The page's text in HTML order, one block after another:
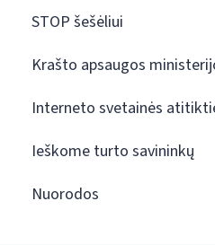
STOP šešėliui
Krašto apsaugos
Interneto svetainės
Ieškome turto savininkų
Nuorodos